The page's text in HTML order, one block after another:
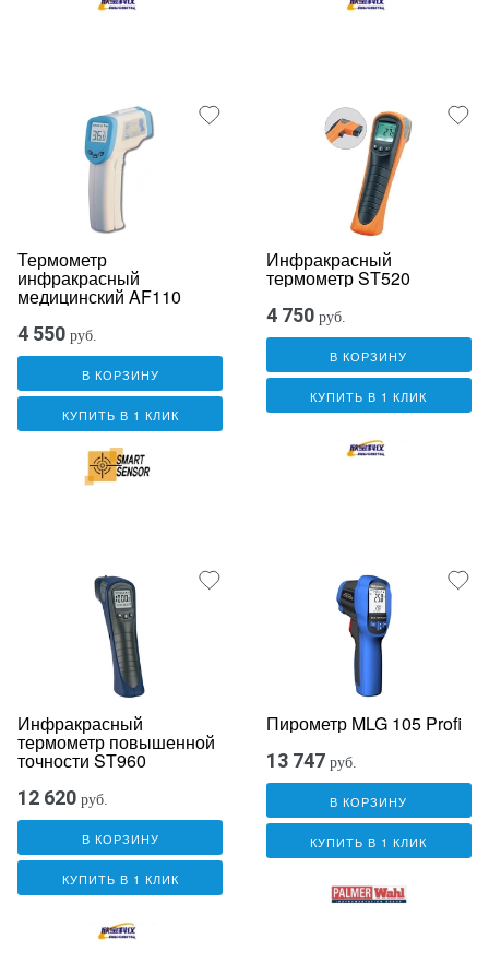
Термометр
инфракрасный
медицинский AF110
4 550 руб.
В КОРЗИНУ
КУПИТЬ В 1 КЛИК
Инфракрасный
термометр ST520
4 750 руб.
В КОРЗИНУ
КУПИТЬ В 1 КЛИК
Инфракрасный
термометр повышенной
точности ST960
12 620 руб.
В КОРЗИНУ
КУПИТЬ В 1 КЛИК
Пирометр MLG 105 Profi
13 747 руб.
В КОРЗИНУ
КУПИТЬ В 1 КЛИК